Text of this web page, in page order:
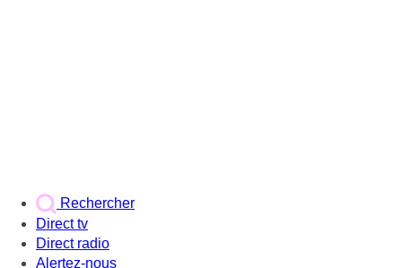
Rechercher
Direct tv
Direct radio
Alertez-nous